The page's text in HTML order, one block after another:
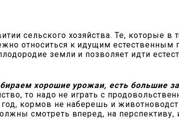
сельского хозяйства. Те, которые в
относиться к идущим
земли и позволяет идти
хорошие урожаи, есть большие
то надо не играть с
кормов не наберешь и
смотреть вперед, на перспективу,